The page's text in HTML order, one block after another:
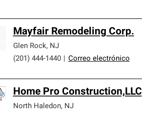
Mayfair Remodeling Corp.
Glen Rock, NJ
(201) 444-1440
Correo electrónico
Home Pro Construction,LLC
North Haledon, NJ